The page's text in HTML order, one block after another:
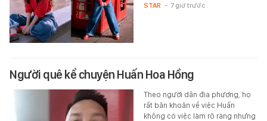
STAR - 7 giờ trước
Người quê kể chuyện Huấn Hoa Hồng
Theo người dân địa phương, họ
rất băn khoăn về việc Huấn
không có việc làm rõ ràng nhưng